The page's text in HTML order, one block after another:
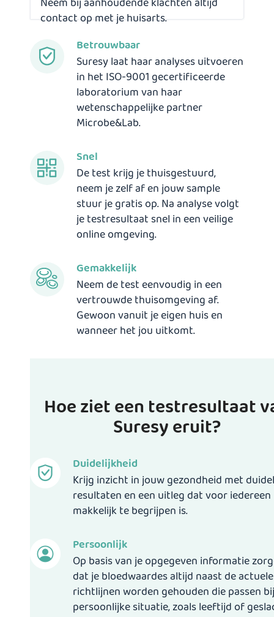
contact op met je huisarts.
Betrouwbaar
Suresy laat haar analyses uitvoeren
in het ISO-9001 gecertificeerde
laboratorium van haar
wetenschappelijke partner
Microbe&Lab.
Snel
De test krijg je thuisgestuurd,
neem je zelf af en jouw sample
stuur je gratis op. Na analyse volgt
je testresultaat snel in een veilige
online omgeving.
Gemakkelijk
Neem de test eenvoudig in een
vertrouwde thuisomgeving af.
Gewoon vanuit je eigen huis en
wanneer het jou uitkomt.
Hoe ziet een testresultaat
Suresy eruit?
Duidelijkheid
Krijg inzicht in jouw gezondheid met
resultaten en een uitleg dat voor iedereen
makkelijk te begrijpen is.
Persoonlijk
Op basis van je opgegeven informatie
dat je bloedwaardes altijd naast de actuele
richtlijnen worden gehouden die passen
persoonlijke situatie, zoals leeftijd of